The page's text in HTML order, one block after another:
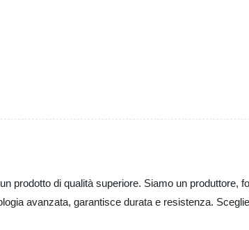
prodotto di qualità superiore. Siamo un produttore,
avanzata, garantisce durata e resistenza.